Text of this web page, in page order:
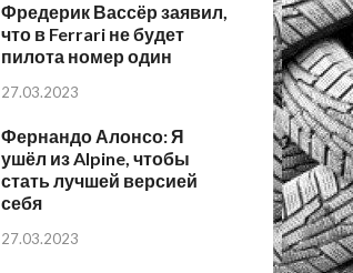
Фредерик Вассёр заявил,
что в Ferrari не будет
пилота номер один
27.03.2023
Фернандо Алонсо: Я
ушёл из Alpine, чтобы
стать лучшей версией
себя
27.03.2023